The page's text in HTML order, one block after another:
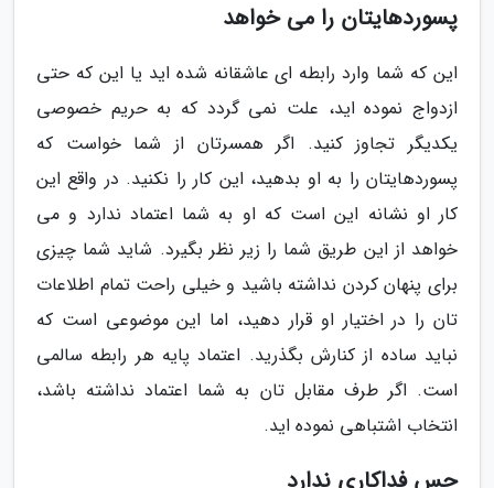
پسوردهایتان را می خواهد
این که شما وارد رابطه ای عاشقانه شده اید یا این که حتی
ازدواج نموده اید، علت نمی گردد که به حریم خصوصی
یکدیگر تجاوز کنید. اگر همسرتان از شما خواست که
پسوردهایتان را به او بدهید، این کار را نکنید. در واقع این
کار او نشانه این است که او به شما اعتماد ندارد و می
خواهد از این طریق شما را زیر نظر بگیرد. شاید شما چیزی
برای پنهان کردن نداشته باشید و خیلی راحت تمام اطلاعات
تان را در اختیار او قرار دهید، اما این موضوعی است که
نباید ساده از کنارش بگذرید. اعتماد پایه هر رابطه سالمی
است. اگر طرف مقابل تان به شما اعتماد نداشته باشد،
انتخاب اشتباهی نموده اید.
حس فداکاری ندارد